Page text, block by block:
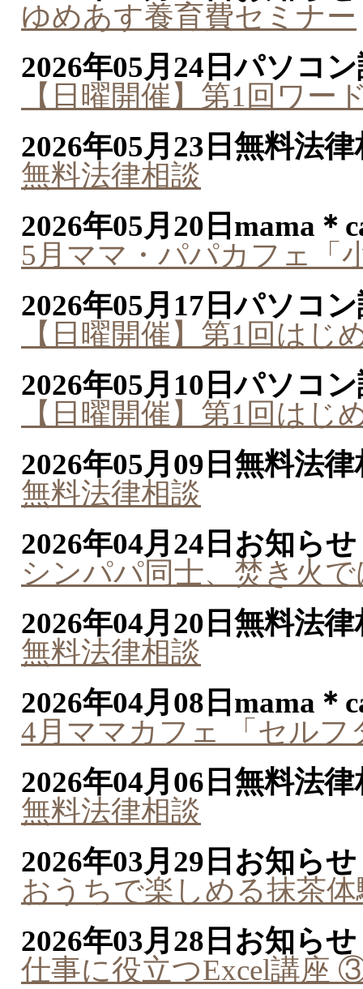
ゆめあす養育費セミナー
2026年05月24日パソコ
【日曜開催】第1回ワー
2026年05月23日 無料法律
無料法律相談
2026年05月20日 mama＊
5月ママ・パパカフェ「
2026年05月17日パソコ
【日曜開催】第1回はじ
2026年05月10日パソコ
【日曜開催】第1回はじ
2026年05月09日 無料法律
無料法律相談
2026年04月24日 お知らせ
シンパパ同士、焚き火
2026年04月20日 無料法律
無料法律相談
2026年04月08日 mama＊
4月ママカフェ 「セル
2026年04月06日 無料法律
無料法律相談
2026年03月29日 お知らせ
おうちで楽しめる抹茶体
2026年03月28日 お知らせ
仕事に役立つExcel講座